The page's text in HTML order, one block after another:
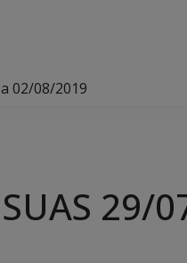
02/08/2019
29/